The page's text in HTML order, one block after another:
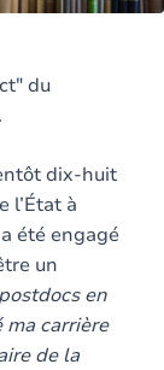
du
dix-huit
l’État à
été engagé
un
en
ma carrière
de la